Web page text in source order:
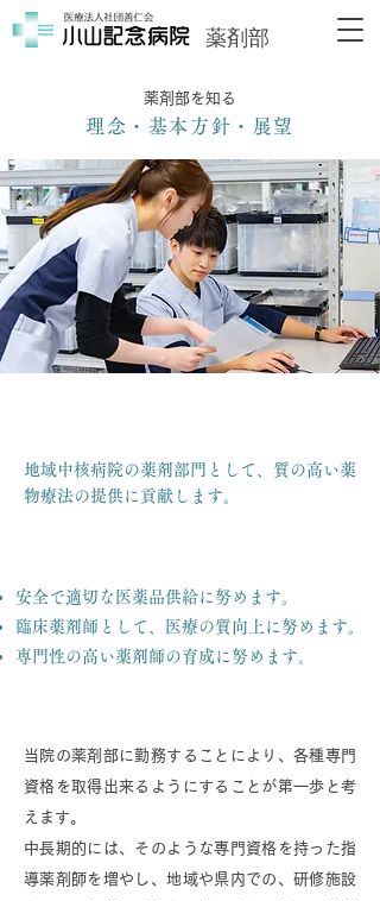
薬剤部
薬剤部を知る
理念・基本方針・展望
地域中核病院の薬剤部門として、質の高い薬
物療法の提供に貢献します。
安全で適切な医薬品供給に努めます。
臨床薬剤師として、医療の質向上に努めます。
専門性の高い薬剤師の育成に努めます。
当院の薬剤部に勤務することにより、各種専門
資格を取得出来るようにすることが第一歩と考
えます。
中長期的には、そのような専門資格を持った指
導薬剤師を増やし、地域や県内での、研修施設